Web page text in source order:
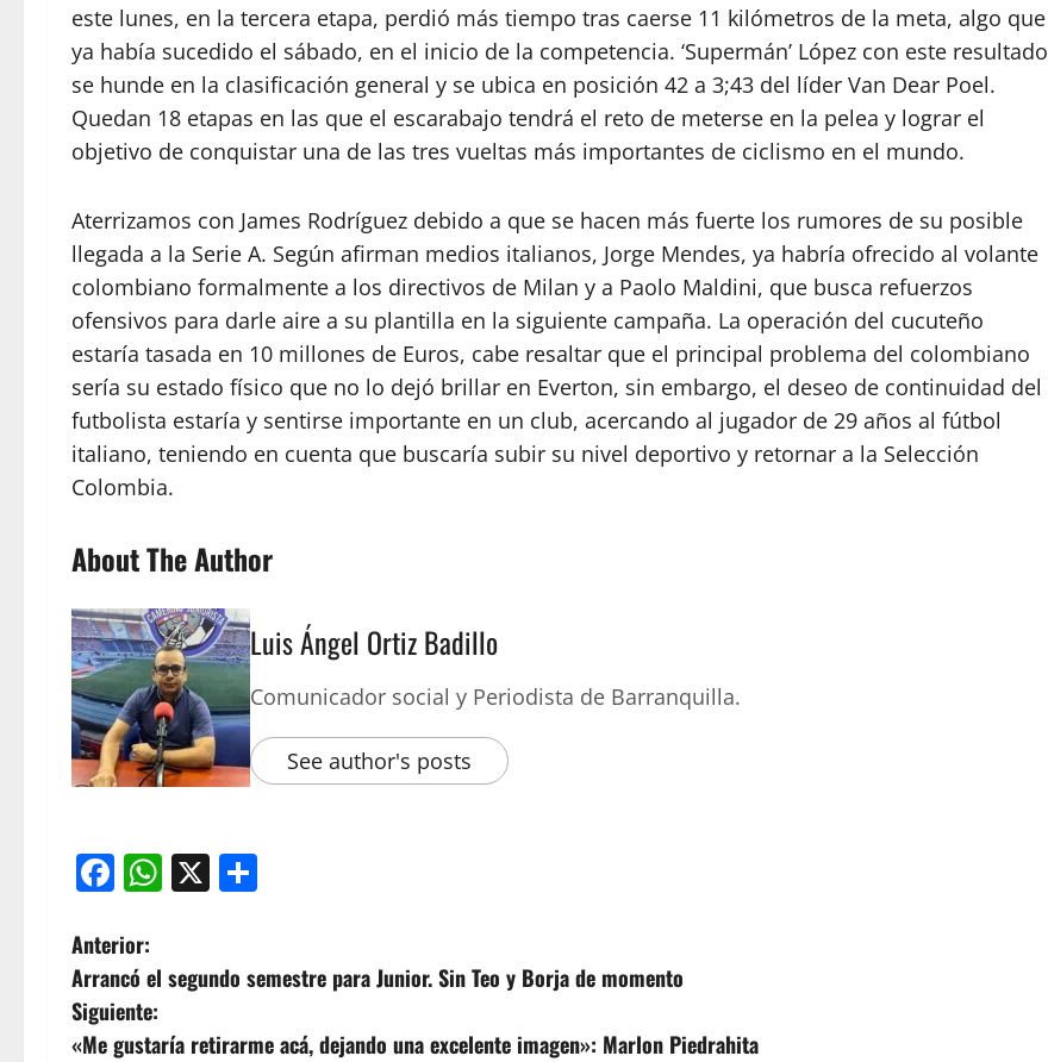
este lunes, en la tercera etapa, perdió más tiempo tras caerse 11 kilómetros de la meta, algo que
ya había sucedido el sábado, en el inicio de la competencia. ‘Supermán’ López con este resultado
se hunde en la clasificación general y se ubica en posición 42 a 3;43 del líder Van Dear Poel.
Quedan 18 etapas en las que el escarabajo tendrá el reto de meterse en la pelea y lograr el
objetivo de conquistar una de las tres vueltas más importantes de ciclismo en el mundo.
Aterrizamos con James Rodríguez debido a que se hacen más fuerte los rumores de su posible
llegada a la Serie A. Según afirman medios italianos, Jorge Mendes, ya habría ofrecido al volante
colombiano formalmente a los directivos de Milan y a Paolo Maldini, que busca refuerzos
ofensivos para darle aire a su plantilla en la siguiente campaña. La operación del cucuteño
estaría tasada en 10 millones de Euros, cabe resaltar que el principal problema del colombiano
sería su estado físico que no lo dejó brillar en Everton, sin embargo, el deseo de continuidad del
futbolista estaría y sentirse importante en un club, acercando al jugador de 29 años al fútbol
italiano, teniendo en cuenta que buscaría subir su nivel deportivo y retornar a la Selección
Colombia.
About The Author
Luis Ángel Ortiz Badillo
Comunicador social y Periodista de Barranquilla.
See author's posts
Facebook
WhatsApp
X
Anterior:
Arrancó el segundo semestre para Junior. Sin Teo y Borja de momento
Siguiente:
«Me gustaría retirarme acá, dejando una excelente imagen»: Marlon Piedrahita